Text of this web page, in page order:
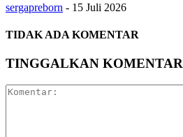
sergapreborn - 15 Juli 2026
TIDAK ADA KOMENTAR
TINGGALKAN KOMENTAR